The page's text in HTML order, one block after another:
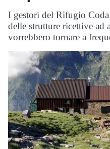
I gestori del Rifugio
delle strutture ricettive ad
vorrebbero tornare a